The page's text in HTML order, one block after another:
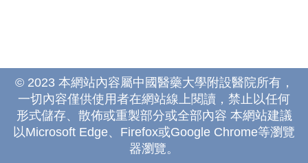
© 2023 本網站內容屬中國醫藥大學附設醫院所有，
一切內容僅供使用者在網站線上閱讀，禁止以任何
形式儲存、散佈或重製部分或全部內容 本網站建議
以Microsoft Edge、Firefox或Google Chrome等瀏覽
器瀏覽。